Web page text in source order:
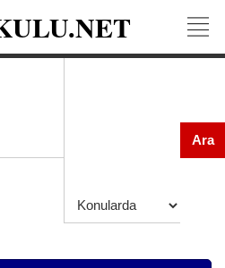
Ara